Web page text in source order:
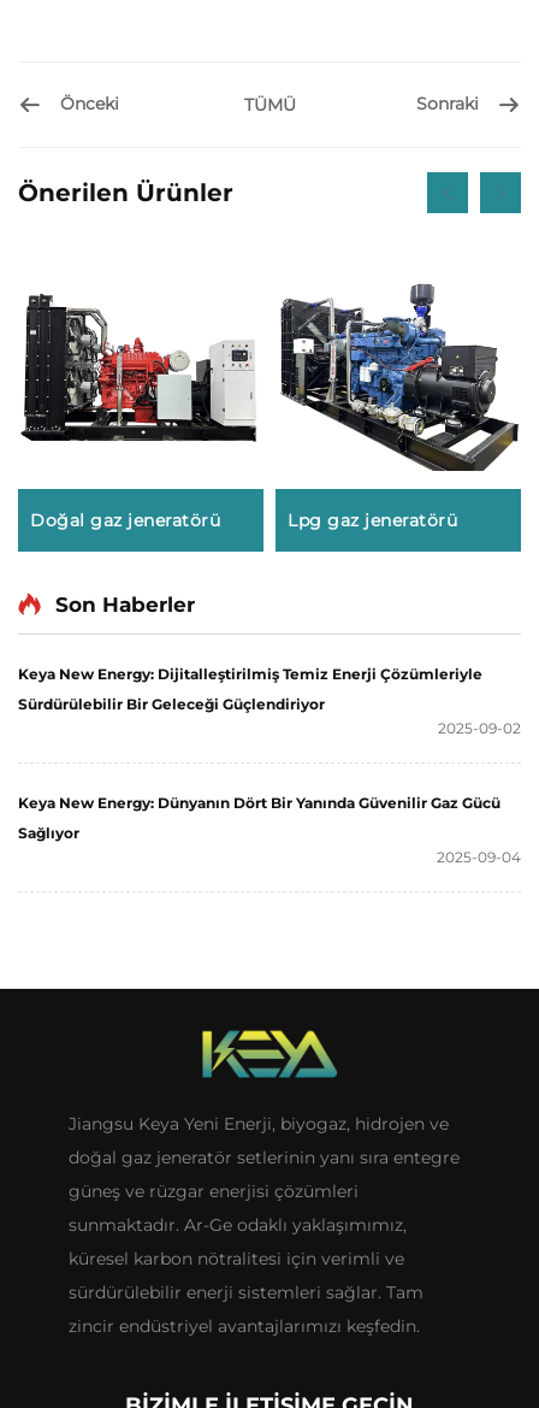
Önceki TÜMÜ Sonraki
Önerilen Ürünler
Doğal gaz jeneratörü Lpg gaz jeneratörü
Son Haberler
Keya New Energy: Dijitalleştirilmiş Temiz Enerji Çözümleriyle
Sürdürülebilir Bir Geleceği Güçlendiriyor
2025-09-02
Keya New Energy: Dünyanın Dört Bir Yanında Güvenilir Gaz Gücü
Sağlıyor
2025-09-04
Jiangsu Keya Yeni Enerji, biyogaz, hidrojen ve
doğal gaz jeneratör setlerinin yanı sıra entegre
güneş ve rüzgar enerjisi çözümleri
sunmaktadır. Ar-Ge odaklı yaklaşımımız,
küresel karbon nötralitesi için verimli ve
sürdürülebilir enerji sistemleri sağlar. Tam
zincir endüstriyel avantajlarımızı keşfedin.